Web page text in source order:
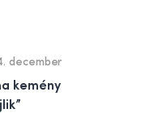
december
kemény